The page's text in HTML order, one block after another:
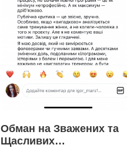
Обман на Зважених та
Щасливих…